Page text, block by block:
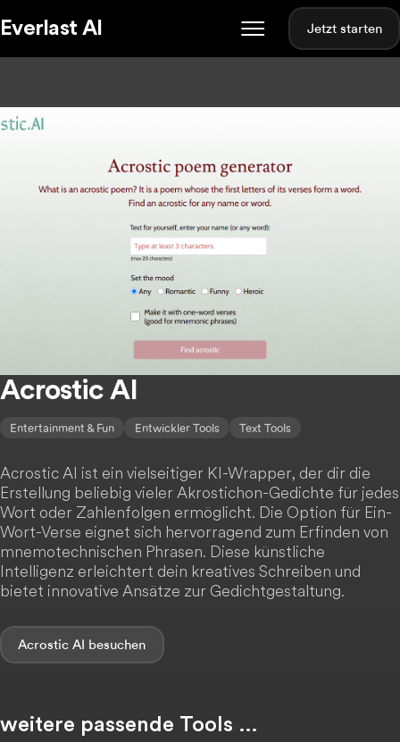
Everlast AI Jetzt starten
Acrostic AI
Entertainment & Fun Entwickler Tools Text Tools
Acrostic AI ist ein vielseitiger KI-Wrapper, der dir die
Erstellung beliebig vieler Akrostichon-Gedichte für jedes
Wort oder Zahlenfolgen ermöglicht. Die Option für Ein-
Wort-Verse eignet sich hervorragend zum Erfinden von
mnemotechnischen Phrasen. Diese künstliche
Intelligenz erleichtert dein kreatives Schreiben und
bietet innovative Ansätze zur Gedichtgestaltung.
Acrostic AI
weitere passende Tools …